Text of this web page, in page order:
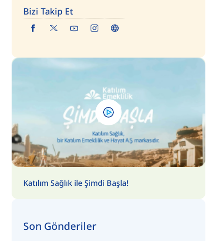
Bizi Takip Et
Katılım Sağlık ile Şimdi Başla!
Son Gönderiler